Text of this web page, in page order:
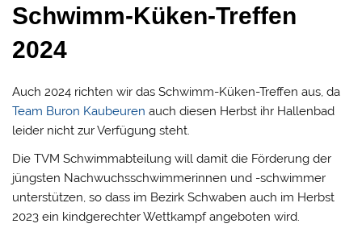
Schwimm-Küken-Treffen
2024
Auch 2024 richten wir das Schwimm-Küken-Treffen aus, da
Team Buron Kaubeuren auch diesen Herbst ihr Hallenbad
leider nicht zur Verfügung steht.
Die TVM Schwimmabteilung will damit die Förderung der
jüngsten Nachwuchsschwimmerinnen und -schwimmer
unterstützen, so dass im Bezirk Schwaben auch im Herbst
2023 ein kindgerechter Wettkampf angeboten wird.